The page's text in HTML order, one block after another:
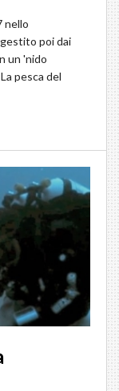
nello
poi dai
un 'nido
pesca del